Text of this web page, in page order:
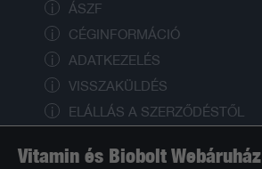
ÁSZF
CÉGINFORMÁCIÓ
ADATKEZELÉS
VISSZAKÜLDÉS
ELÁLLÁS A SZERZŐDÉSTŐL
Vitamin és Biobolt Webáruház